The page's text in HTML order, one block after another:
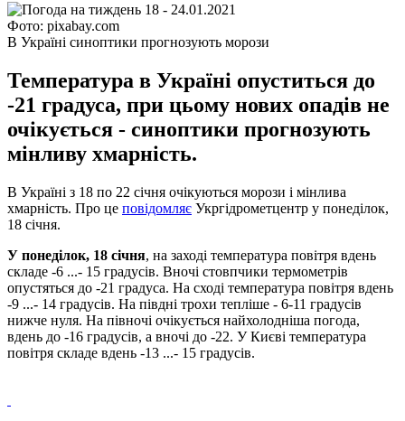
Фото: pixabay.com
В Україні синоптики прогнозують морози
Температура в Україні опуститься до
-21 градуса, при цьому нових опадів не
очікується - синоптики прогнозують
мінливу хмарність.
В Україні з 18 по 22 січня очікуються морози і мінлива
хмарність. Про це повідомляє Укргідрометцентр у понеділок,
18 січня.
У понеділок, 18 січня, на заході температура повітря вдень
складе -6 ...- 15 градусів. Вночі стовпчики термометрів
опустяться до -21 градуса. На сході температура повітря вдень
-9 ...- 14 градусів. На півдні трохи тепліше - 6-11 градусів
нижче нуля. На півночі очікується найхолодніша погода,
вдень до -16 градусів, а вночі до -22. У Києві температура
повітря складе вдень -13 ...- 15 градусів.